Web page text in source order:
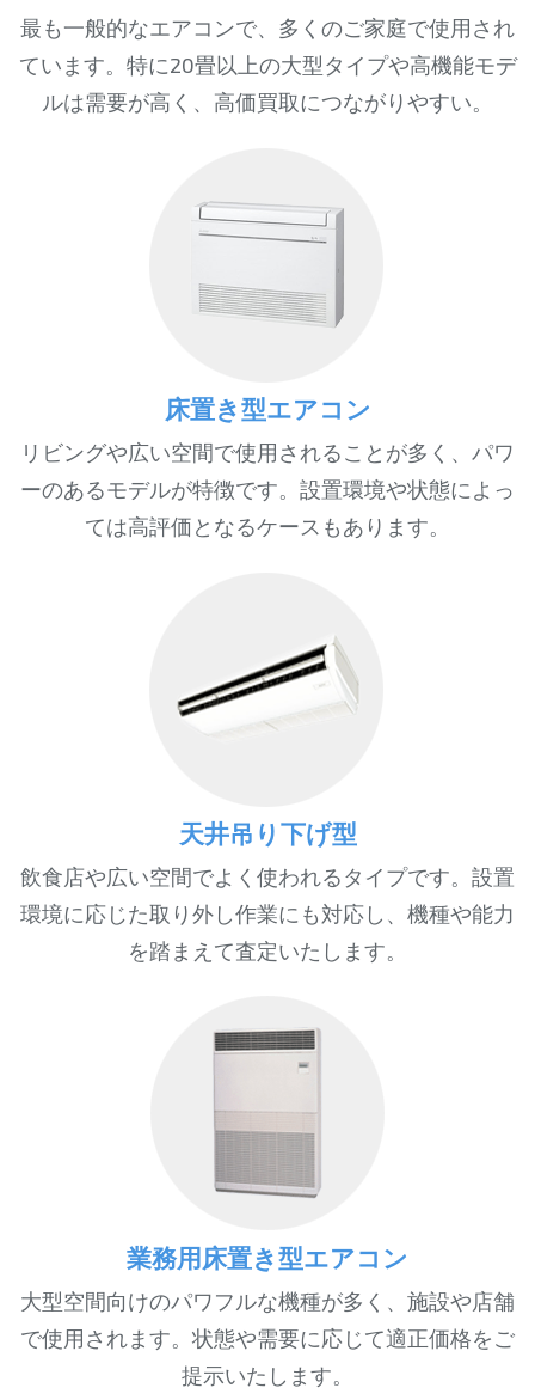
最も一般的なエアコンで、多くのご家庭で使用され
ています。特に20畳以上の大型タイプや高機能モデ
ルは需要が高く、高価買取につながりやすい。
床置き型エアコン
リビングや広い空間で使用されることが多く、パワ
ーのあるモデルが特徴です。設置環境や状態によっ
ては高評価となるケースもあります。
天井吊り下げ型
飲食店や広い空間でよく使われるタイプです。設置
環境に応じた取り外し作業にも対応し、機種や能力
を踏まえて査定いたします。
業務用床置き型エアコン
大型空間向けのパワフルな機種が多く、施設や店舗
で使用されます。状態や需要に応じて適正価格をご
提示いたします。